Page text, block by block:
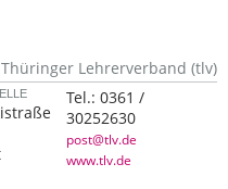
Thüringer Lehrerverband (tlv)
Tel.:0361 /
30252630
post@tlv.de
www.tlv.de